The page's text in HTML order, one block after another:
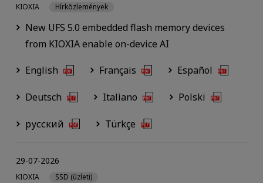
New UFS 5.0 embedded flash memory devices
from KIOXIA enable on-device AI
KIOXIA Hírközlemények
English Français Español
Deutsch Italiano Polski
русский Türkçe
29-07-2026
KIOXIA SSD (üzleti)